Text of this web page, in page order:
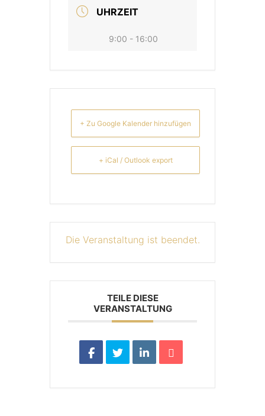
UHRZEIT
9:00 - 16:00
+ Zu Google Kalender hinzufügen
+ iCal / Outlook export
Die Veranstaltung ist beendet.
TEILE DIESE
VERANSTALTUNG